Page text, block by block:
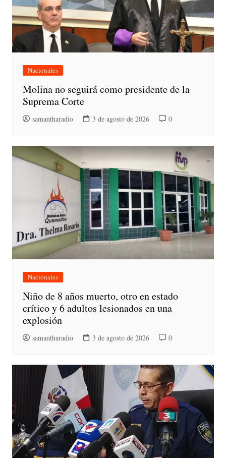
Nacionales
Molina no seguirá como presidente de la
Suprema Corte
samantharadio 3 de agosto de 2026 0
Nacionales
Niño de 8 años muerto, otro en estado
crítico y 6 adultos lesionados en una
explosión
samantharadio 3 de agosto de 2026 0